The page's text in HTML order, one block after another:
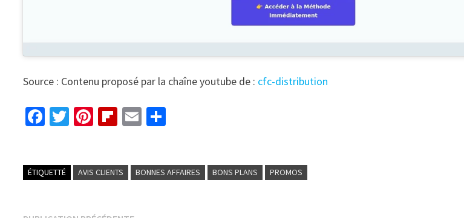
Source : Contenu proposé par la chaîne youtube de : cfc-distribution
Fa
o
T
er
Pi
es
Fl
o
E
l
ge
ÉTIQUETTÉ AVIS CLIENTS BONNES AFFAIRES BONS PLANS PROMOS